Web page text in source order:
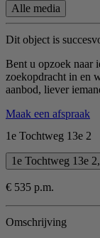
Alle media
Dit object is
Bent u opzoek naar
zoekopdracht in en
aanbod, liever
Maak een afspraak
1e Tochtweg 13e 2
1e Tochtweg 13e
€ 535 p.m.
Omschrijving